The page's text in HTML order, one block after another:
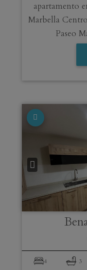
apartamento
Marbella
Paseo
4 3